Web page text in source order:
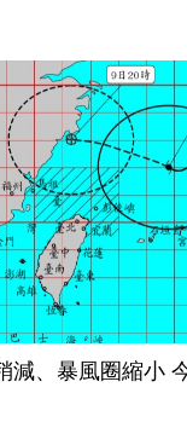
減、暴風圈縮小